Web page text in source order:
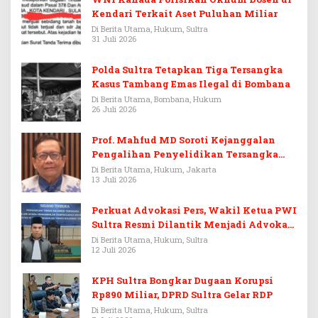
Kendari Terkait Aset Puluhan Miliar
Di Berita Utama, Hukum, Sultra
31 Juli 2026
Polda Sultra Tetapkan Tiga Tersangka
Kasus Tambang Emas Ilegal di Bombana
Di Berita Utama, Bombana, Hukum
26 Juli 2026
Prof. Mahfud MD Soroti Kejanggalan
Pengalihan Penyelidikan Tersangka
Febrie Adriansyah
Di Berita Utama, Hukum, Jakarta
13 Juli 2026
Perkuat Advokasi Pers, Wakil Ketua PWI
Sultra Resmi Dilantik Menjadi Advokat
PERADI
Di Berita Utama, Hukum, Sultra
12 Juli 2026
KPH Sultra Bongkar Dugaan Korupsi
Rp890 Miliar, DPRD Sultra Gelar RDP
Di Berita Utama, Hukum, Sultra